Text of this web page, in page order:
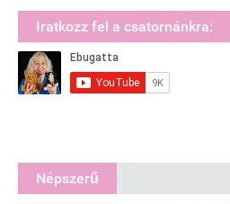
Iratkozz fel a csatornánkra:
Népszerű